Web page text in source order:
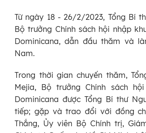
Từ ngày 18 - 26/2/2023, Tổng Bí
Bộ trưởng Chính sách hội nhập
Dominicana, dẫn đầu thăm và
Nam.
Trong thời gian chuyến thăm,
Mejia, Bộ trưởng Chính sách
Dominicana được Tổng Bí thư
tiếp; gặp và trao đổi với đồng
Thắng, Ủy viên Bộ Chính trị,